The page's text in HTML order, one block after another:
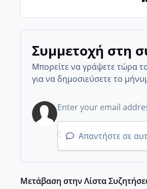
Συμμετοχή στη
Μπορείτε να γράψετε τώρα
για να δημοσιεύσετε το
Απαντήστε σε
Μετάβαση στην Λίστα